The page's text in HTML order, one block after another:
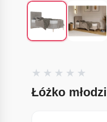
Łóżko